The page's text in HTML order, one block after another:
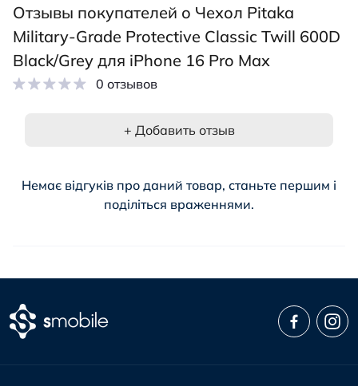
Отзывы покупателей о Чехол Pitaka
Military-Grade Protective Classic Twill 600D
Black/Grey для iPhone 16 Pro Max
0 отзывов
+ Добавить отзыв
Немає відгуків про даний товар, станьте першим і
поділіться враженнями.